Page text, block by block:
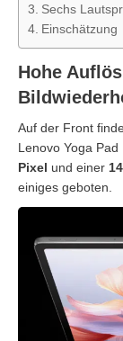
Sechs
Einschätzung
Hohe
Auf der Front
Lenovo Yoga
Pixel und einer
einiges geboten.